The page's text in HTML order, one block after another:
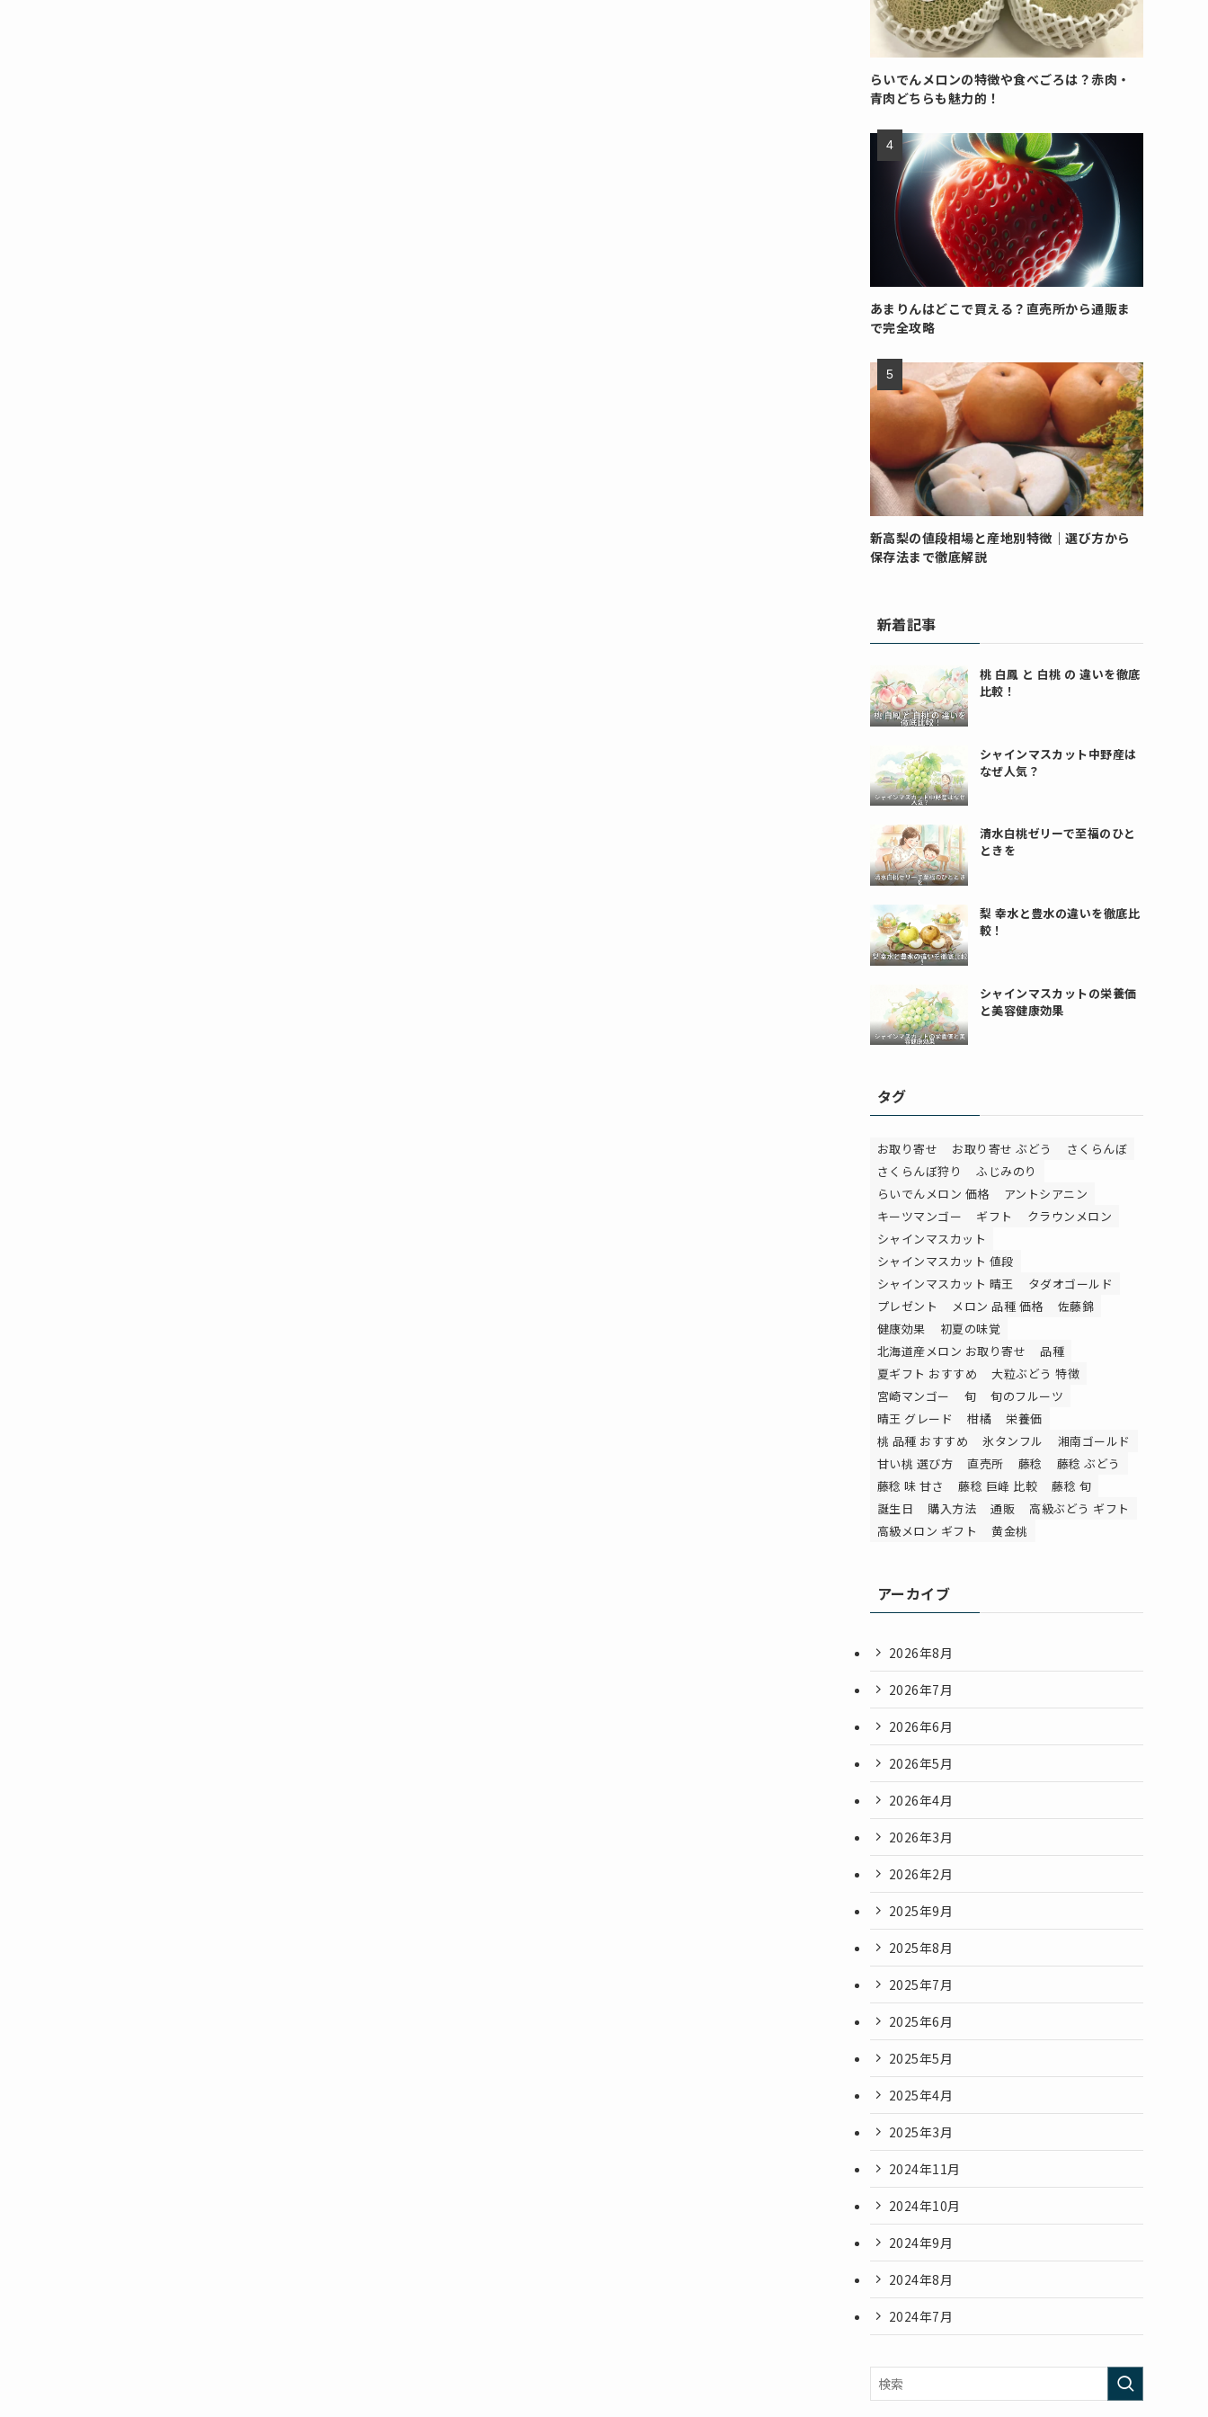
らいでんメロンの特徴や食べごろは？赤肉・
青肉どちらも魅力的！
あまりんはどこで買える？直売所から通販ま
で完全攻略
新高梨の値段相場と産地別特徴｜選び方から
保存法まで徹底解説
新着記事
桃 白鳳 と 白桃 の 違いを徹底
比較！
シャインマスカット中野産は
なぜ人気？
清水白桃ゼリーで至福のひと
ときを
梨 幸水と豊水の違いを徹底比
較！
シャインマスカットの栄養価
と美容健康効果
タグ
お取り寄せ お取り寄せ ぶどう
さくらんぼ
さくらんぼ狩り
ふじみのり
らいでんメロン 価格
アントシアニン
キーツマンゴー
ギフト
クラウンメロン
シャインマスカット
シャインマスカット 値段
シャインマスカット 晴王
タダオゴールド
プレゼント
メロン 品種 価格
佐藤錦
健康効果
初夏の味覚
北海道産メロン お取り寄せ
品種
夏ギフト おすすめ
大粒ぶどう 特徴
宮崎マンゴー
旬
旬のフルーツ
晴王 グレード
柑橘
栄養価
桃 品種 おすすめ
氷タンフル
湘南ゴールド
甘い桃 選び方
直売所 藤稔
藤稔 ぶどう
藤稔 味 甘さ
藤稔 巨峰 比較
藤稔 旬
誕生日
購入方法 通販
高級ぶどう ギフト
高級メロン ギフト
黄金桃
アーカイブ
2026年8月
2026年7月
2026年6月
2026年5月
2026年4月
2026年3月
2026年2月
2025年9月
2025年8月
2025年7月
2025年6月
2025年5月
2025年4月
2025年3月
2024年11月
2024年10月
2024年9月
2024年8月
2024年7月